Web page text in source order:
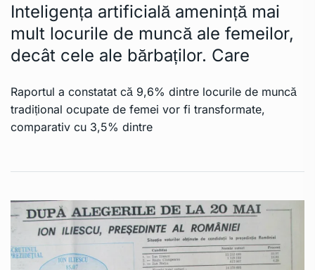
Inteligența artificială amenință mai
mult locurile de muncă ale femeilor,
decât cele ale bărbaților. Care
Raportul a constatat că 9,6% dintre locurile de muncă
tradițional ocupate de femei vor fi transformate,
comparativ cu 3,5% dintre